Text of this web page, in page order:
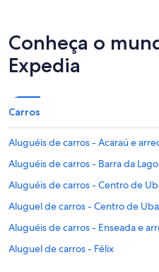
Conheça o
Expedia
Carros
Aluguéis de carros - Acaraú e
Aluguéis de carros - Barra da
Aluguéis de carros - Centro de
Aluguel de carros - Centro de
Aluguéis de carros - Enseada e
Aluguel de carros - Félix